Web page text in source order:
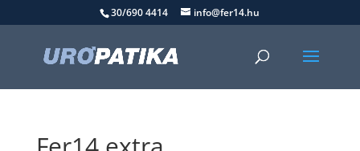
30/690 4414 info@fer14.hu